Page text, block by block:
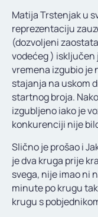
Matija Trstenjak u
reprezentaciju
(dozvoljeni
vodećeg ) isključen
vremena izgubio je
stajanja na uskom
startnog broja.
izgubljeno iako je
konkurenciji nije
Slično je prošao i
je dva kruga prije
svega, nije imao ni
minute po krugu
krugu s